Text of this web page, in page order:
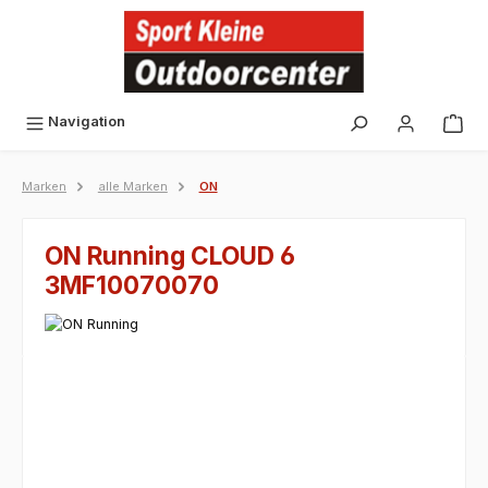
Navigation
Marken alle Marken ON
ON Running CLOUD 6
3MF10070070